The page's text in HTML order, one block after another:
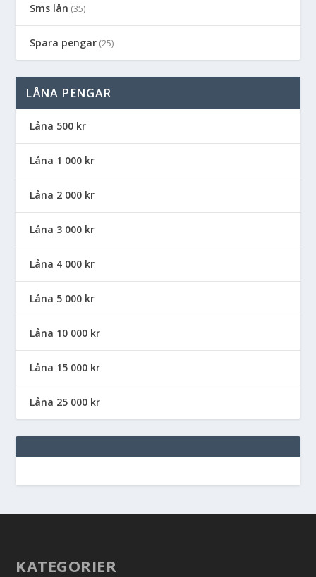
Sms lån (35)
Spara pengar (25)
LÅNA PENGAR
Låna 500 kr
Låna 1 000 kr
Låna 2 000 kr
Låna 3 000 kr
Låna 4 000 kr
Låna 5 000 kr
Låna 10 000 kr
Låna 15 000 kr
Låna 25 000 kr
KATEGORIER